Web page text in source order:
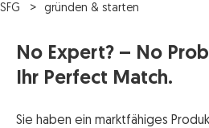
SFG gründen & starten
No Expert? – No
Ihr Perfect Match.
Sie haben ein marktfähiges